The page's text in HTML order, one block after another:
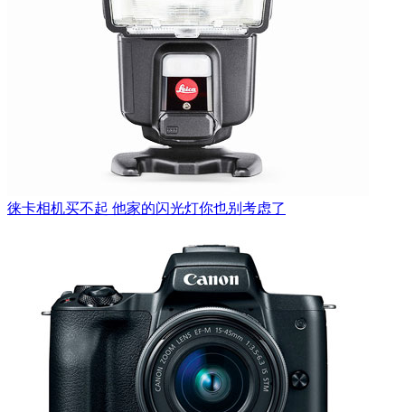
徕卡相机买不起 他家的闪光灯你也别考虑了